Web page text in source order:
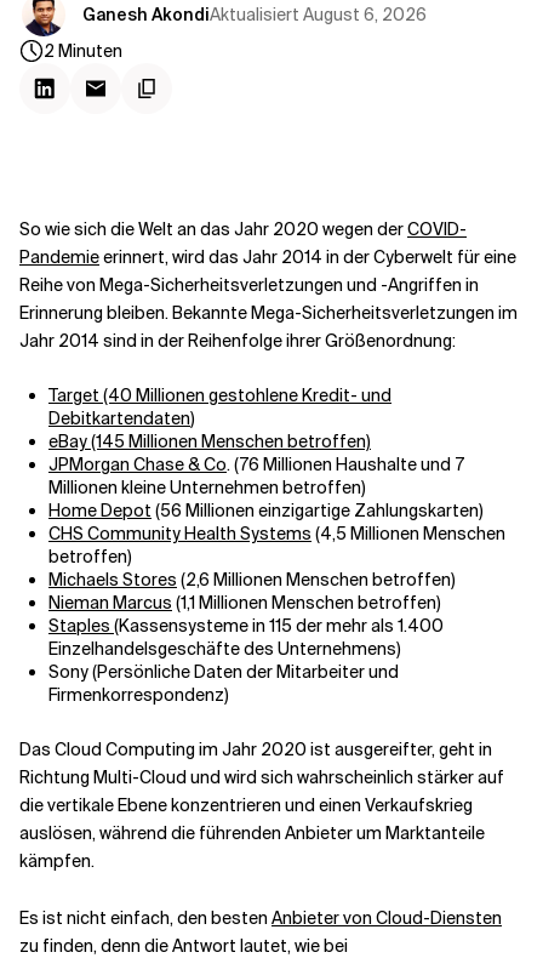
Verwandte Themen
Ganesh AkondiAktualisiert August 6, 2026
2 Minuten
So wie sich die Welt an das Jahr 2020 wegen derCOVID-
Pandemieerinnert, wird das Jahr 2014 in der Cyberwelt für eine
Reihe von Mega-Sicherheitsverletzungen und -Angriffen in
Erinnerung bleiben. Bekannte Mega-Sicherheitsverletzungen im
Jahr 2014 sind in der Reihenfolge ihrer Größenordnung:
Target (40 Millionen gestohlene Kredit- und
Debitkartendaten)
eBay (145 Millionen Menschen betroffen)
JPMorgan Chase & Co. (76 Millionen Haushalte und 7
Millionen kleine Unternehmen betroffen)
Home Depot (56 Millionen einzigartige Zahlungskarten)
CHS Community Health Systems (4,5 Millionen Menschen
betroffen)
Michaels Stores (2,6 Millionen Menschen betroffen)
Nieman Marcus (1,1 Millionen Menschen betroffen)
Staples (Kassensysteme in 115 der mehr als 1.400
Einzelhandelsgeschäfte des Unternehmens)
Sony (Persönliche Daten der Mitarbeiter und
Firmenkorrespondenz)
Das Cloud Computing im Jahr 2020 ist ausgereifter, geht in
Richtung Multi-Cloud und wird sich wahrscheinlich stärker auf
die vertikale Ebene konzentrieren und einen Verkaufskrieg
auslösen, während die führenden Anbieter um Marktanteile
kämpfen.
Es ist nicht einfach, den besten Anbieter von Cloud-Diensten
zu finden, denn die Antwort lautet, wie bei